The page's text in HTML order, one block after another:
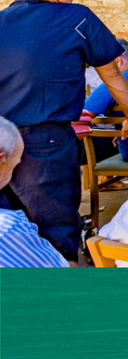
Anterior